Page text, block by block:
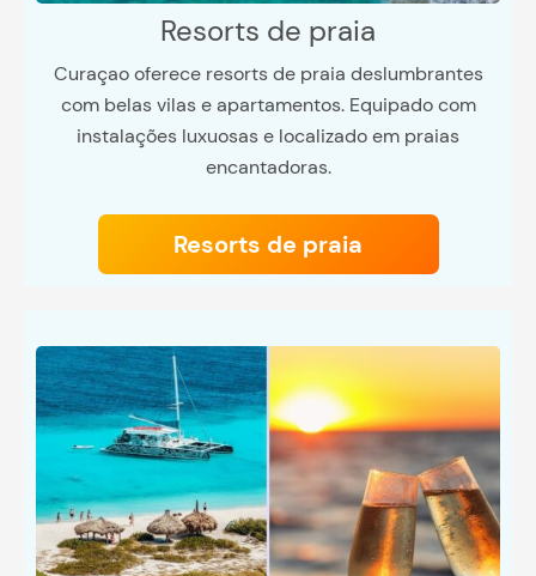
Resorts de praia
Curaçao oferece resorts de praia deslumbrantes
com belas vilas e apartamentos. Equipado com
instalações luxuosas e localizado em praias
encantadoras.
Resorts de praia